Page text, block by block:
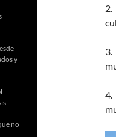
2.
3.
4.
y
no